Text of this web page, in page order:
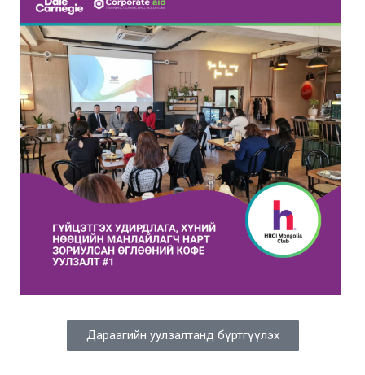
Дараагийн уулзалтанд бүртгүүлэх